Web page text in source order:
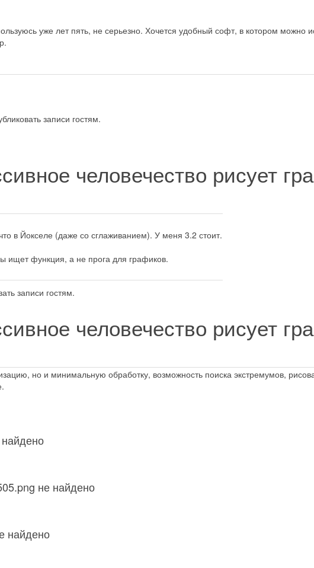
уже лет пять, не серьезно. Хочется удобный софт, в котором можно
записи гостям.
человечество рисует
в Йокселе (даже со сглаживанием). У меня 3.2 стоит.
функция, а не прога для графиков.
записи гостям.
человечество рисует
но и минимальную обработку, возможность поиска экстремумов,
не найдено
найдено